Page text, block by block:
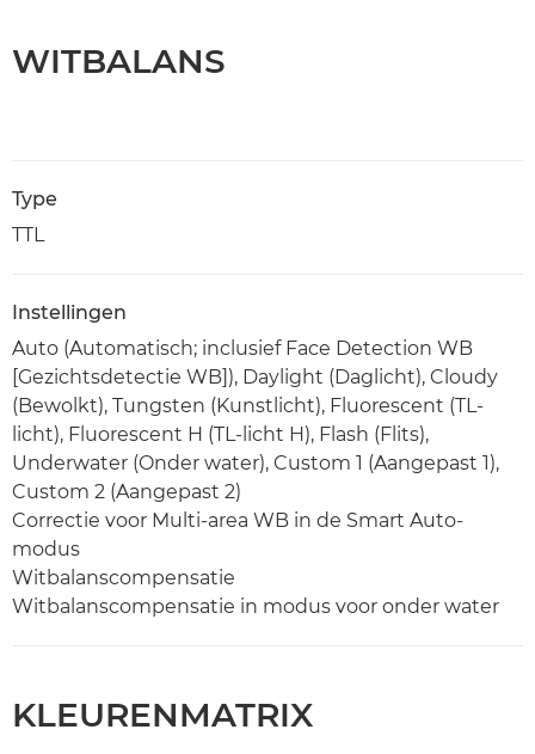
WITBALANS
Type
TTL
Instellingen
Auto (Automatisch; inclusief Face Detection WB
[Gezichtsdetectie WB]), Daylight (Daglicht), Cloudy
(Bewolkt), Tungsten (Kunstlicht), Fluorescent (TL-
licht), Fluorescent H (TL-licht H), Flash (Flits),
Underwater (Onder water), Custom 1 (Aangepast 1),
Custom 2 (Aangepast 2)
Correctie voor Multi-area WB in de Smart Auto-
modus
Witbalanscompensatie
Witbalanscompensatie in modus voor onder water
KLEURENMATRIX